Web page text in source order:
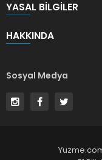
YASAL BILGILER
HAKKINDA
Sosyal Medya